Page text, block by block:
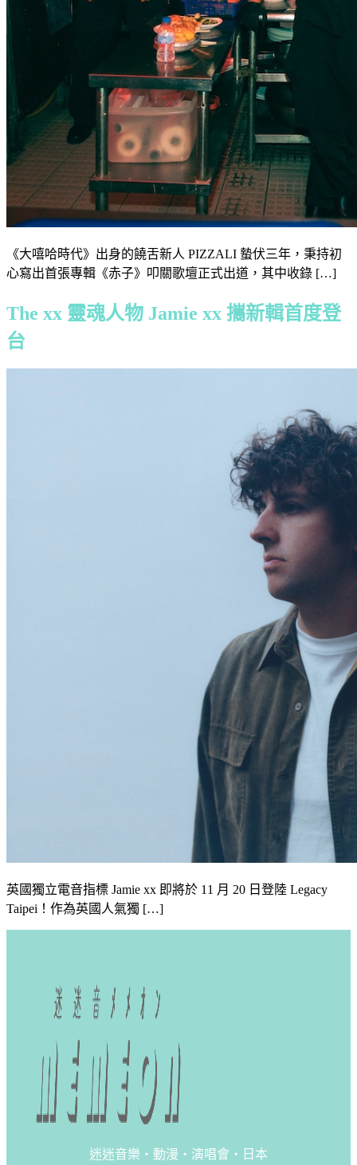
《大嘻哈時代》出身的饒舌新人 PIZZALI 蟄伏三年，秉持初
心寫出首張專輯《赤子》叩關歌壇正式出道，其中收錄 […]
The xx 靈魂人物 Jamie xx 攜新輯首度登
台
英國獨立電音指標 Jamie xx 即將於 11 月 20 日登陸 Legacy
Taipei！作為英國人氣獨 […]
迷迷音樂・動漫・演唱會・日本